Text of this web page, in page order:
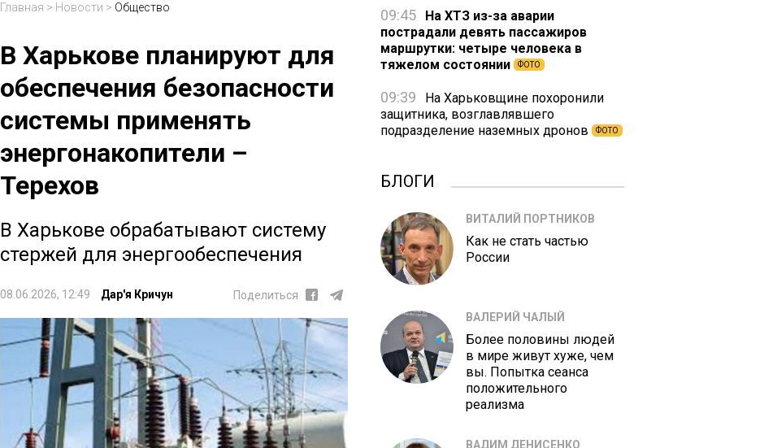
Главная > Новости > Общество
В Харькове планируют для
обеспечения безопасности
системы применять
энергонакопители –
Терехов
В Харькове обрабатывают систему
стержей для энергообеспечения
08.06.2026, 12:49 Дар'я Кричун Поделиться
09:45
На ХТЗ из-за аварии
пострадали девять пассажиров
маршрутки: четыре человека в
тяжелом состоянии
ФОТО
09:39
На Харьковщине похоронили
защитника, возглавлявшего
подразделение наземных дронов
ФОТО
БЛОГИ
ВИТАЛИЙ ПОРТНИКОВ
Как не стать частью
России
ВАЛЕРИЙ ЧАЛЫЙ
Более половины людей
в мире живут хуже, чем
вы. Попытка сеанса
положительного
реализма
ВАДИМ ДЕНИСЕНКО